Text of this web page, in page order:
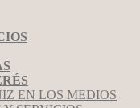
EN LOS MEDIOS